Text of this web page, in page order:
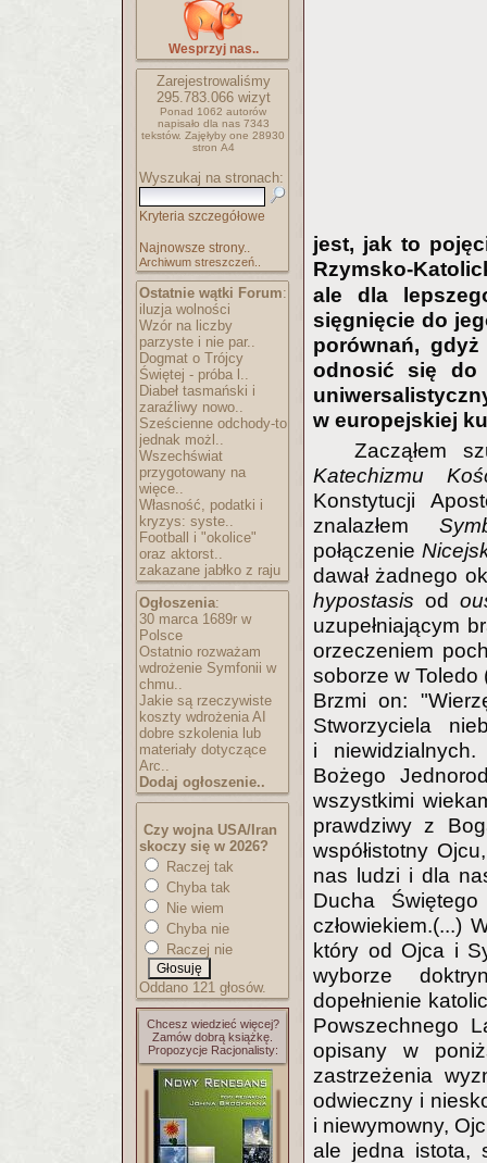
Wesprzyj nas..
Zarejestrowaliśmy
295.783.066wizyt
Ponad 1062 autorów
napisało dla nas 7343
tekstów. Zajęłyby one 28930
stron A4
Wyszukaj na stronach:
Kryteria szczegółowe
Najnowsze strony..
Archiwum streszczeń..
Ostatnie wątki Forum:
iluzja wolności
Wzór na liczby
parzyste i nie par..
Dogmat o Trójcy
Świętej - próba l..
Diabeł tasmański i
zaraźliwy nowo..
Sześcienne odchody-to
jednak możl..
Wszechświat
przygotowany na
więce..
Własność, podatki i
kryzys: syste..
Football i "okolice"
oraz aktorst..
zakazane jabłko z raju
Ogłoszenia:
30 marca 1689r w
Polsce
Ostatnio rozważam
wdrożenie Symfonii w
chmu..
Jakie są rzeczywiste
koszty wdrożenia AI
dobre szkolenia lub
materiały dotyczące
Arc..
Dodaj ogłoszenie..
Czy wojna USA/Iran
skoczy się w 2026?
Raczej tak
Chyba tak
Nie wiem
Chyba nie
Raczej nie
Oddano 121 głosów.
Chcesz wiedzieć więcej?
Zamów dobrą książkę.
Propozycje Racjonalisty:
jest, jak to
Rzymsko-
ale dla
sięgnięcie do
porównań,
odnosić się do
w europejskiej
Zacząłem
Katechizmu
Konstytucji
znalazłem
połączenie
dawał żadnego
hypostasis od
uzupełniającym
orzeczeniem
soborze w Toledo
Brzmi on:
Stworzyciela
i
Bożego
wszystkimi
prawdziwy z
współistotny
nas ludzi i dla
Ducha
człowiekiem.(...)
który od Ojca i
wyborze
dopełnienie
Powszechnego
opisany w
zastrzeżenia
odwieczny i
i niewymowny,
ale jedna istota,